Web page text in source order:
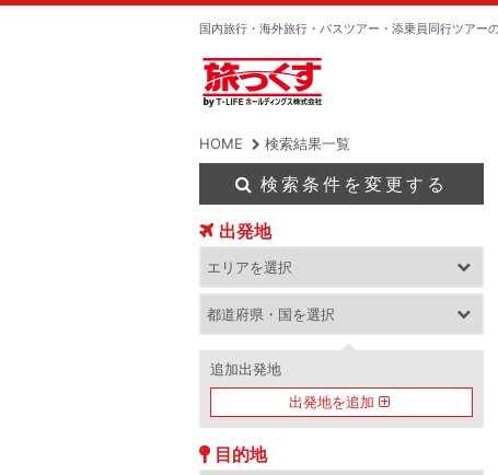
国内旅行・海外旅行・バスツアー・添乗員同行ツアー
HOME 検索結果一覧
検索条件を変更する
出発地
追加出発地
出発地を追加
目的地